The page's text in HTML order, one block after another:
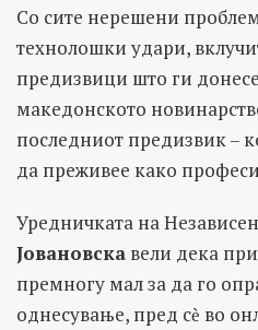
Со сите нерешени
технолошки удари,
предизвици што ги
македонското
последниот предизвик –
да преживее како
Уредничката на
Јовановска вели дека
премногу мал за да го
однесување, пред сѐ во